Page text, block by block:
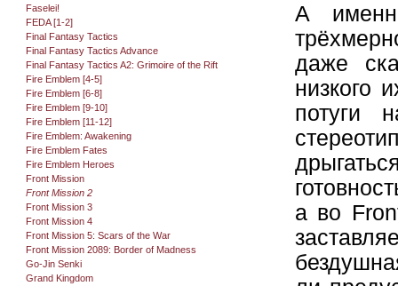
Faselei!
FEDA [1-2]
Final Fantasy Tactics
Final Fantasy Tactics Advance
Final Fantasy Tactics A2: Grimoire of the Rift
Fire Emblem [4-5]
Fire Emblem [6-8]
Fire Emblem [9-10]
Fire Emblem [11-12]
Fire Emblem: Awakening
Fire Emblem Fates
Fire Emblem Heroes
Front Mission
Front Mission 2
Front Mission 3
Front Mission 4
Front Mission 5: Scars of the War
Front Mission 2089: Border of Madness
Go-Jin Senki
Grand Kingdom
А
даже
низкого
потуги
а во